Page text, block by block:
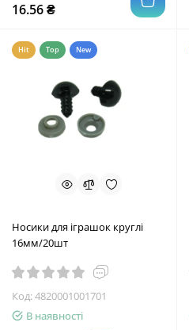
16.56 ₴
Hit Top New
Носики для іграшок круглі
16мм/20шт
Код:4820001001701
В наявності